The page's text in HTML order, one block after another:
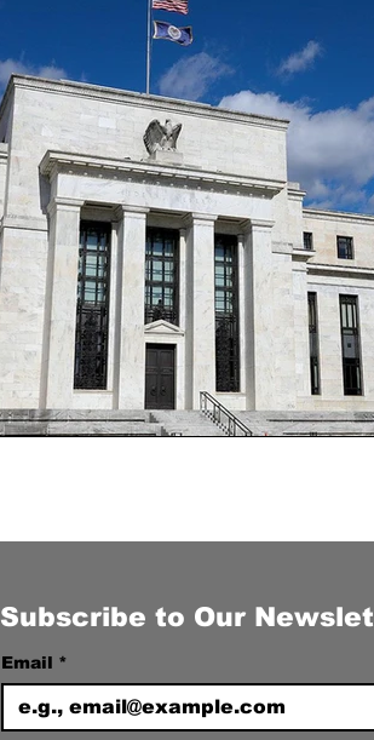
Subscribe to Our
Email *